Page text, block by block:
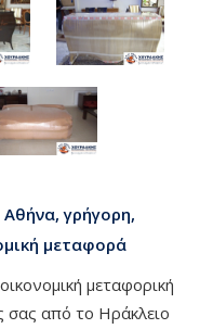
γρήγορη,
μεταφορά
μεταφορική
σας από το Ηράκλειο